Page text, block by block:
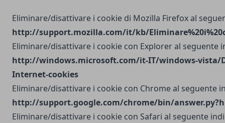
Eliminare/disattivare i cookie di Mozilla Firefox al
http://support.mozilla.com/it/kb/
Eliminare/disattivare i cookie con Explorer al seguente
http://windows.microsoft.com/it-IT/windows-vista/
Internet-cookies
Eliminare/disattivare i cookie con Chrome al seguente
http://support.google.com/chrome/bin/
Eliminare/disattivare i cookie con Safari al seguente